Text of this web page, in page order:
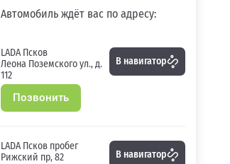
Автомобиль ждёт вас по адресу:
LADA Псков
Леона Поземского ул., д.
112
Позвонить
В навигатор
LADA Псков пробег
Рижский пр, 82
В навигатор